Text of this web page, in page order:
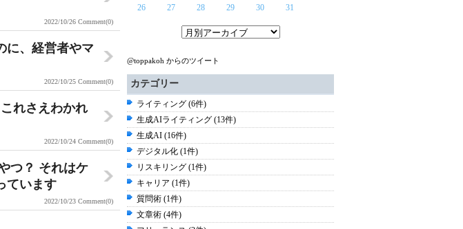
2022/10/26 Comment(0)
に、経営者やマ
2022/10/25 Comment(0)
れさえわかれ
2022/10/24 Comment(0)
つ？ それはケ
ています
2022/10/23 Comment(0)
26 27 28 29 30 31
@toppakoh からのツイート
カテゴリー
ライティング (6件)
生成AIライティング (13件)
生成AI (16件)
デジタル化 (1件)
リスキリング (1件)
キャリア (1件)
質問術 (1件)
文章術 (4件)